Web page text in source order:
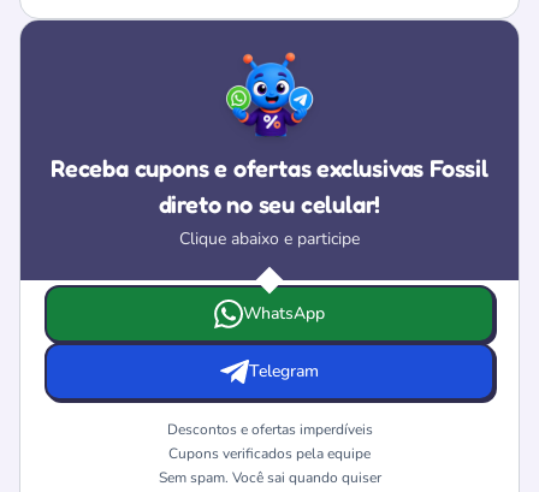
Receba cupons e ofertas exclusivas Fossil
direto no seu celular!
Clique abaixo e participe
Escolha onde deseja receber as ofertas e cupons da
WhatsApp
Telegram
Descontos e ofertas imperdíveis
Cupons verificados pela equipe
Sem spam. Você sai quando quiser